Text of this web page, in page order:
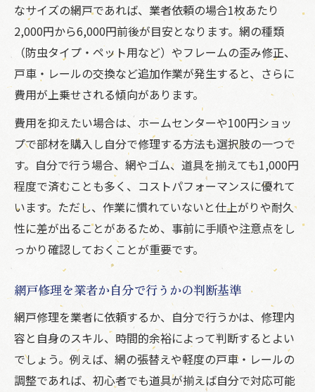
なサイズの網戸であれば、業者依頼の場合1枚あたり
2,000円から6,000円前後が目安となります。網の種類
（防虫タイプ・ペット用など）やフレームの歪み修正、
戸車・レールの交換など追加作業が発生すると、さらに
費用が上乗せされる傾向があります。
費用を抑えたい場合は、ホームセンターや100円ショッ
プで部材を購入し自分で修理する方法も選択肢の一つで
す。自分で行う場合、網やゴム、道具を揃えても1,000円
程度で済むことも多く、コストパフォーマンスに優れて
います。ただし、作業に慣れていないと仕上がりや耐久
性に差が出ることがあるため、事前に手順や注意点をし
っかり確認しておくことが重要です。
網戸修理を業者か自分で行うかの判断基準
網戸修理を業者に依頼するか、自分で行うかは、修理内
容と自身のスキル、時間的余裕によって判断するとよい
でしょう。例えば、網の張替えや軽度の戸車・レールの
調整であれば、初心者でも道具が揃えば自分で対応可能